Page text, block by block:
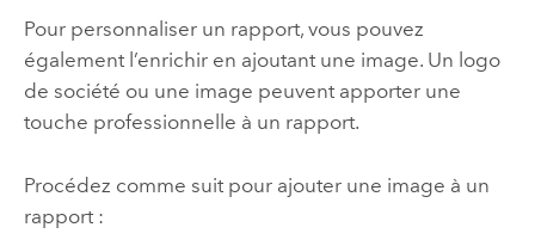
Pour personnaliser un rapport, vous pouvez
également l’enrichir en ajoutant une image. Un logo
de société ou une image peuvent apporter une
touche professionnelle à un rapport.
Procédez comme suit pour ajouter une image à un
rapport :